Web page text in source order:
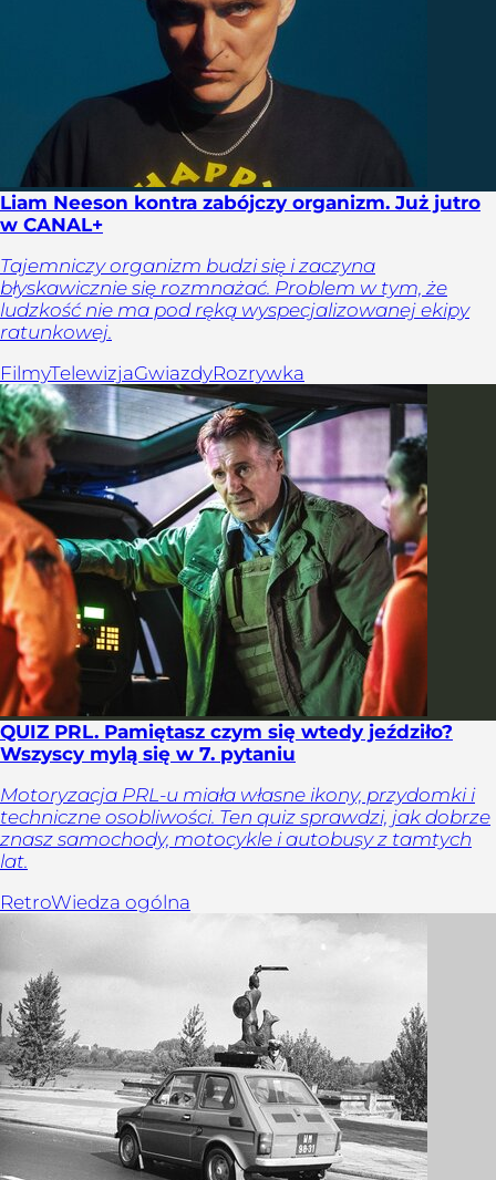
Liam Neeson kontra zabójczy organizm. Już jutro
w CANAL+
Tajemniczy organizm budzi się i zaczyna
błyskawicznie się rozmnażać. Problem w tym, że
ludzkość nie ma pod ręką wyspecjalizowanej ekipy
ratunkowej.
FilmyTelewizjaGwiazdyRozrywka
QUIZ PRL. Pamiętasz czym się wtedy jeździło?
Wszyscy mylą się w 7. pytaniu
Motoryzacja PRL-u miała własne ikony, przydomki i
techniczne osobliwości. Ten quiz sprawdzi, jak dobrze
znasz samochody, motocykle i autobusy z tamtych
lat.
RetroWiedza ogólna